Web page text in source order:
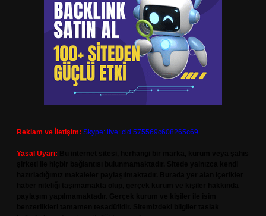
Reklam ve İletişim: Skype: live:.cid.575569c608265c69
Yasal Uyarı: